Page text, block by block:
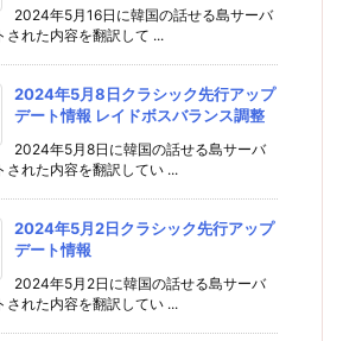
2024年5月16日に韓国の話せる島サーバ
された内容を翻訳して ...
2024年5月8日クラシック先行アップ
デート情報 レイドボスバランス調整
2024年5月8日に韓国の話せる島サーバ
された内容を翻訳してい ...
2024年5月2日クラシック先行アップ
デート情報
2024年5月2日に韓国の話せる島サーバ
された内容を翻訳してい ...